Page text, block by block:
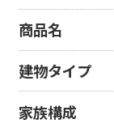
商品名
建物タイプ
家族構成